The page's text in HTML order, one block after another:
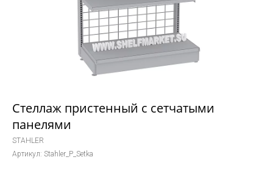
Стеллаж пристенный с сетчатыми
панелями
STAHLER
Артикул: Stahler_P_Setka